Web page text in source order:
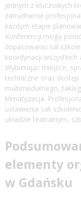
Jednym z kluczowych
zatrudnienie
każdym etapie
Konferencji mogą
dopasowaniu sal
koordynacji wszystkich
Wybierając miejsce,
techniczne oraz
multimedialnego,
klimatyzacja.
ustawienia sali
układzie teatralnym,
elementy
w Gdańsku